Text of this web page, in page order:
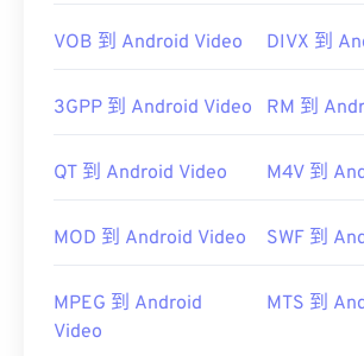
VOB 到 Android Video DIVX 到
3GPP 到 Android Video RM 到
QT 到 Android Video M4V 到
MOD 到 Android Video SWF 到
MPEG 到 Android
Video
MTS 到